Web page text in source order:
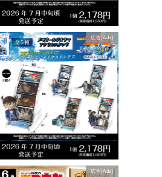
広告(Ads)
広告(Ads)